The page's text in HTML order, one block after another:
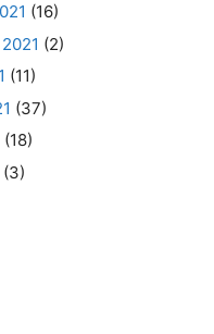
(16)
(2)
(11)
(37)
(18)
(3)